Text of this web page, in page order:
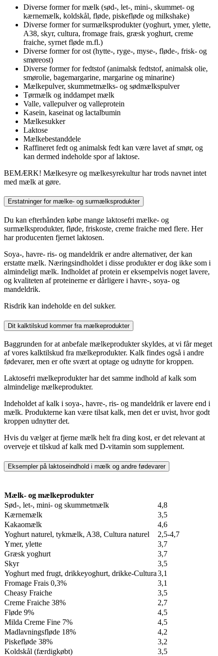
Diverse former for mælk (sød-, let-, mini-, skummet- og
kærnemælk, koldskål, fløde, piskefløde og milkshake)
Diverse former for surmælksprodukter (yoghurt, ymer, ylette,
A38, skyr, cultura, fromage frais, græsk yoghurt, creme
fraiche, syrnet fløde m.fl.)
Diverse former for ost (hytte-, ryge-, myse-, fløde-, frisk- og
smøreost)
Diverse former for fedtstof (animalsk fedtstof, animalsk olie,
smørolie, bagemargarine, margarine og minarine)
Mælkepulver, skummetmælks- og sødmælkspulver
Tørmælk og inddampet mælk
Valle, vallepulver og valleprotein
Kasein, kaseinat og lactalbumin
Mælkesukker
Laktose
Mælkebestanddele
Raffineret fedt og animalsk fedt kan være lavet af smør, og
kan dermed indeholde spor af laktose.
BEMÆRK! Mælkesyre og mælkesyrekultur har trods navnet intet
med mælk at gøre.
Erstatninger for mælke- og surmælksprodukter
Du kan efterhånden købe mange laktosefri mælke- og
surmælksprodukter, fløde, friskoste, creme fraiche med flere. Her
har producenten fjernet laktosen.
Soya-, havre- ris- og mandeldrik er andre alternativer, der kan
erstatte mælk. Næringsindholdet i disse produkter er dog ikke som i
almindeligt mælk. Indholdet af protein er eksempelvis noget lavere,
og kvaliteten af proteinerne er dårligere i havre-, soya- og
mandeldrik.
Risdrik kan indeholde en del sukker.
Dit kalktilskud kommer fra mælkeprodukter
Baggrunden for at anbefale mælkeprodukter skyldes, at vi får meget
af vores kalktilskud fra mælkeprodukter. Kalk findes også i andre
fødevarer, men er ofte svært at optage og udnytte for kroppen.
Laktosefri mælkeprodukter har det samme indhold af kalk som
almindelige mælkeprodukter.
Indeholdet af kalk i soya-, havre-, ris- og mandeldrik er lavere end i
mælk. Produkterne kan være tilsat kalk, men det er uvist, hvor godt
kroppen udnytter det.
Hvis du vælger at fjerne mælk helt fra ding kost, er det relevant at
overveje et tilskud af kalk med D-vitamin som supplement.
Eksempler på laktoseindhold i mælk og andre fødevarer
Mælk- og mælkeprodukter
Sød-, let-, mini- og skummetmælk
4,8
Kærnemælk
3,5
Kakaomælk
4,6
Yoghurt naturel, tykmælk, A38, Cultura naturel
2,5-4,7
Ymer, ylette
3,7
Græsk yoghurt
3,7
Skyr
3,5
Yoghurt med frugt, drikkeyoghurt, drikke-Cultura3,1
Fromage Frais 0,3%
3,1
Cheasy Fraiche
3,5
Creme Fraiche 38%
2,7
Fløde 9%
4,5
Milda Creme Fine 7%
4,5
Madlavningsfløde 18%
4,2
Piskefløde 38%
3,2
Koldskål (færdigkøbt)
3,5